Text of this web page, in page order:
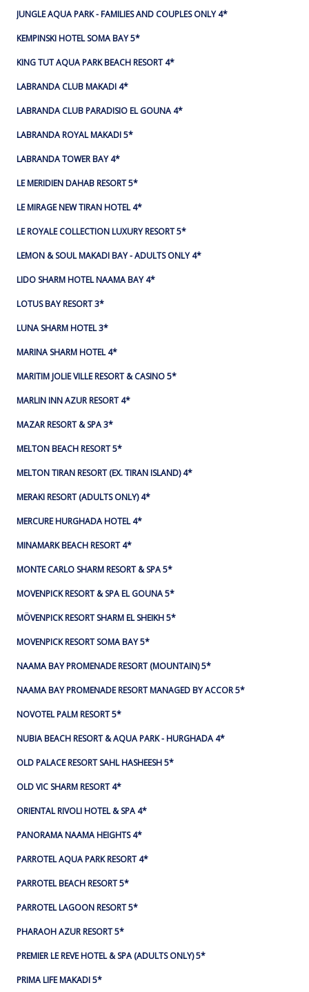
JUNGLE AQUA PARK - FAMILIES AND COUPLES ONLY 4*
KEMPINSKI HOTEL SOMA BAY 5*
KING TUT AQUA PARK BEACH RESORT 4*
LABRANDA CLUB MAKADI 4*
LABRANDA CLUB PARADISIO EL GOUNA 4*
LABRANDA ROYAL MAKADI 5*
LABRANDA TOWER BAY 4*
LE MERIDIEN DAHAB RESORT 5*
LE MIRAGE NEW TIRAN HOTEL 4*
LE ROYALE COLLECTION LUXURY RESORT 5*
LEMON & SOUL MAKADI BAY - ADULTS ONLY 4*
LIDO SHARM HOTEL NAAMA BAY 4*
LOTUS BAY RESORT 3*
LUNA SHARM HOTEL 3*
MARINA SHARM HOTEL 4*
MARITIM JOLIE VILLE RESORT & CASINO 5*
MARLIN INN AZUR RESORT 4*
MAZAR RESORT & SPA 3*
MELTON BEACH RESORT 5*
MELTON TIRAN RESORT (EX. TIRAN ISLAND) 4*
MERAKI RESORT (ADULTS ONLY) 4*
MERCURE HURGHADA HOTEL 4*
MINAMARK BEACH RESORT 4*
MONTE CARLO SHARM RESORT & SPA 5*
MOVENPICK RESORT & SPA EL GOUNA 5*
MÖVENPICK RESORT SHARM EL SHEIKH 5*
MOVENPICK RESORT SOMA BAY 5*
NAAMA BAY PROMENADE RESORT (MOUNTAIN) 5*
NAAMA BAY PROMENADE RESORT MANAGED BY ACCOR 5*
NOVOTEL PALM RESORT 5*
NUBIA BEACH RESORT & AQUA PARK - HURGHADA 4*
OLD PALACE RESORT SAHL HASHEESH 5*
OLD VIC SHARM RESORT 4*
ORIENTAL RIVOLI HOTEL & SPA 4*
PANORAMA NAAMA HEIGHTS 4*
PARROTEL AQUA PARK RESORT 4*
PARROTEL BEACH RESORT 5*
PARROTEL LAGOON RESORT 5*
PHARAOH AZUR RESORT 5*
PREMIER LE REVE HOTEL & SPA (ADULTS ONLY) 5*
PRIMA LIFE MAKADI 5*